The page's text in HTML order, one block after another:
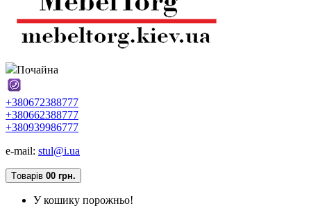
Почайна
+380672388777
+380662388777
+380939986777
e-mail: stul@i.ua
Tоварів 00 грн.
У кошику порожньо!